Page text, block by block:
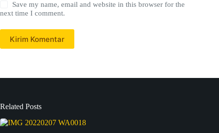
Save my name, email and website in this browser for the
next time I comment.
Kirim Komentar
Related Posts